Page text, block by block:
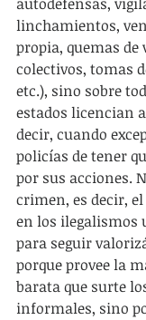
linchamientos,
propia, quemas de
colectivos, tomas
etc.), sino sobre
estados licencian
decir, cuando
policías de tener
por sus acciones.
crimen, es decir,
en los ilegalismos
para seguir
porque provee la
barata que surte
informales, sino